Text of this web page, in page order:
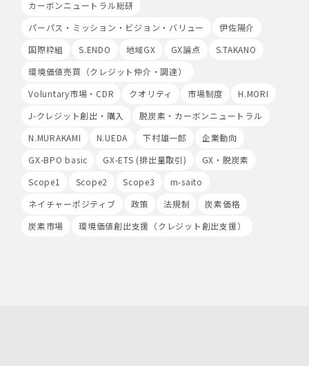
は、当社サービス等のご利用ができない場合があります。
三者配信事業者が提供するサービスを利用することがあり
ます。
8.Google Analyticsの利用
当社は、サービス向上のためにGoogle LLC（以下
Analyticsを利用することがあります。Google
るCookieをもとにして、Google社が利用者様によるサ
イト訪問履歴を収集、記録、分析します。当社は、
状況等を把握します。Google Analyticsにより収集、記
録、分析された利用者様の情報には、特定の個人を識別す
カーボンニュートラル総研
パーパス・ミッション・ビジョン・バリュー
伊佐陽介
国際枠組
S.ENDO 地域GX GX論点
S.TAKANO
環境価値売買（クレジット仲介・調達）
Voluntary市場・CDR
クオリティ 市場制度
H.MORI
J-クレジット創出・購入
脱炭素・カーボンニュートラル
N.MURAKAMI
N.UEDA 下村雄一郎
企業動向
GX-BPO basic
GX-ETS (排出量取引)
GX・脱炭素
Scope1
Scope2 Scope3
m-saito
ネイチャーポジティブ
政策 法規制
炭素価格
炭素市場
環境価値創出支援（クレジット創出支援）